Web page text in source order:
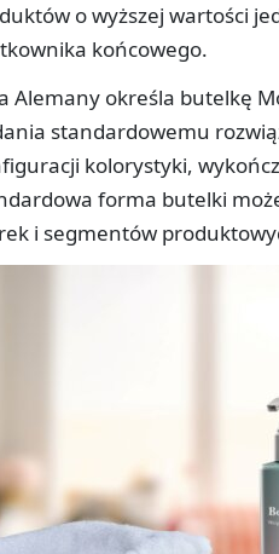
o wyższej wartości
końcowego.
Alemany określa butelkę
standardowemu
kolorystyki,
forma butelki
i segmentów